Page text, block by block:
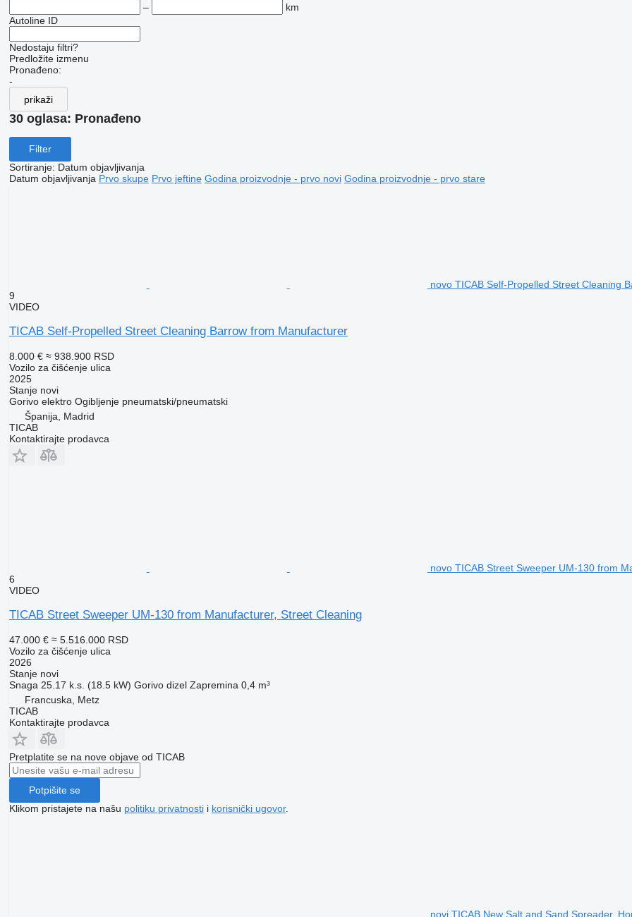
–
km
Autoline ID
Nedostaju filtri?
Predložite izmenu
Pronađeno:
-
prikaži
30 oglasa: Pronađeno
Filter
Sortiranje: Datum objavljivanja
Datum objavljivanja Prvo skupe Prvo jeftine Godina proizvodnje - prvo novi Godina proizvodnje - prvo stare
novo TICAB Self-Propelled Street Cleaning
9
VIDEO
TICAB Self-Propelled Street Cleaning Barrow from Manufacturer
8.000 € ≈ 938.900 RSD
Vozilo za čišćenje ulica
2025
Stanjenovi
Gorivo elektro Ogibljenje pneumatski/pneumatski
Španija, Madrid
TICAB
Kontaktirajte prodavca
novo TICAB Street Sweeper UM-130 from
6
VIDEO
TICAB Street Sweeper UM-130 from Manufacturer, Street Cleaning
47.000 € ≈ 5.516.000 RSD
Vozilo za čišćenje ulica
2026
Stanjenovi
Snaga 25.17 k.s. (18.5 kW) Gorivo dizel Zapremina 0,4 m³
Francuska, Metz
TICAB
Kontaktirajte prodavca
Pretplatite se na nove objave od ТІСАВ
Potpišite se
Klikom pristajete na našu politiku privatnostii korisnički ugovor.
novi TICAB New Salt and Sand Spreader,